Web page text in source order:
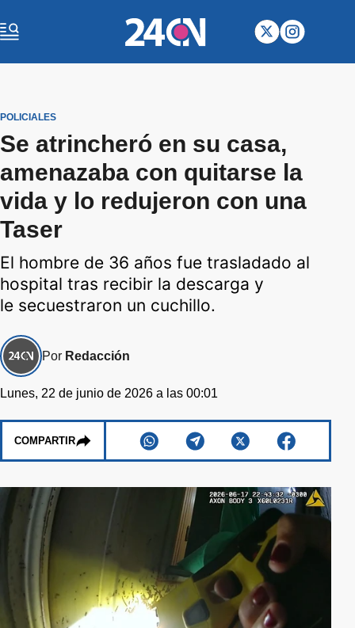
POLICIALES
Se atrincheró en su casa,
amenazaba con quitarse la
vida y lo redujeron con una
Taser
El hombre de 36 años fue trasladado al
hospital tras recibir la descarga y
le secuestraron un cuchillo.
Por Redacción
Lunes, 22 de junio de 2026 a las 00:01
COMPARTIR